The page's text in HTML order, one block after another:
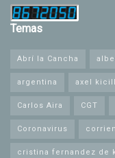
Temas
Abrí la Cancha
argentina axel
Carlos Aira CGT
Coronavirus
cristina fernandez de